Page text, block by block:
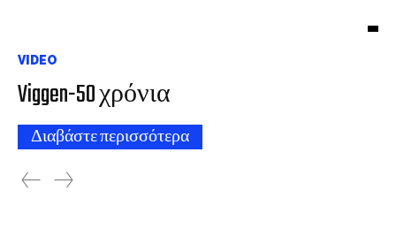
VIDEO
Viggen-50 χρόνια
Διαβάστε περισσότερα